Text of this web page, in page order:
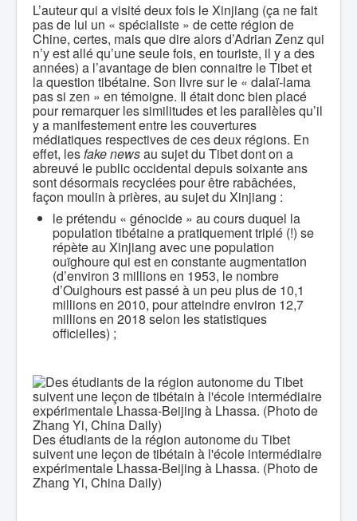
L’auteur qui a visité deux fois le Xinjiang (ça ne fait
pas de lui un « spécialiste » de cette région de
Chine, certes, mais que dire alors d’Adrian Zenz qui
n’y est allé qu’une seule fois, en touriste, il y a des
années) a l’avantage de bien connaitre le Tibet et
la question tibétaine. Son livre sur le « dalaï-lama
pas si zen » en témoigne. Il était donc bien placé
pour remarquer les similitudes et les parallèles qu’il
y a manifestement entre les couvertures
médiatiques respectives de ces deux régions. En
effet, lesfake newsau sujet du Tibet dont on a
abreuvé le public occidental depuis soixante ans
sont désormais recyclées pour être rabâchées,
façon moulin à prières, au sujet du Xinjiang :
le prétendu « génocide » au cours duquel la
population tibétaine a pratiquement triplé (!) se
répète au Xinjiang avec une population
ouïghoure qui est en constante augmentation
(d’environ 3 millions en 1953, le nombre
d’Ouighours est passé à un peu plus de 10,1
millions en 2010, pour atteindre environ 12,7
millions en 2018 selon les statistiques
officielles) ;
Des étudiants de la région autonome du Tibet
suivent une leçon de tibétain à l'école intermédiaire
expérimentale Lhassa-Beijing à Lhassa. (Photo de
Zhang Yi, China Daily)